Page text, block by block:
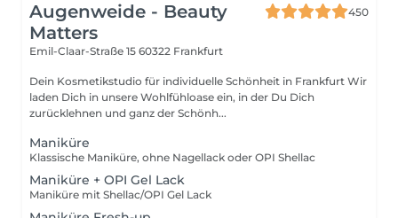
Augenweide - Beauty
Matters
450
Emil-Claar-Straße 15 60322 Frankfurt
Dein Kosmetikstudio für individuelle Schönheit in Frankfurt Wir
laden Dich in unsere Wohlfühloase ein, in der Du Dich
zurücklehnen und ganz der Schönh...
Maniküre
Klassische Maniküre, ohne Nagellack oder OPI Shellac
Maniküre + OPI Gel Lack
Maniküre mit Shellac/OPI Gel Lack